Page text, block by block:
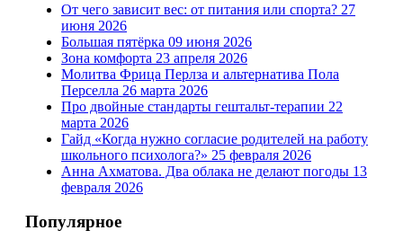
От чего зависит вес: от питания или спорта? 27
июня 2026
Большая пятёрка 09 июня 2026
Зона комфорта 23 апреля 2026
Молитва Фрица Перлза и альтернатива Пола
Перселла 26 марта 2026
Про двойные стандарты гештальт-терапии 22
марта 2026
Гайд «Когда нужно согласие родителей на работу
школьного психолога?» 25 февраля 2026
Анна Ахматова. Два облака не делают погоды 13
февраля 2026
Популярное